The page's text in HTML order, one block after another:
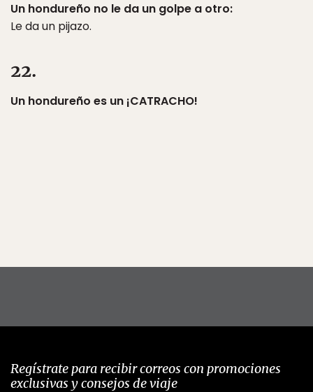
Un hondureño no le da un golpe a otro:
Le da un pijazo.
22.
Un hondureño es un ¡CATRACHO!
Regístrate para recibir correos con promociones
exclusivas y consejos de viaje